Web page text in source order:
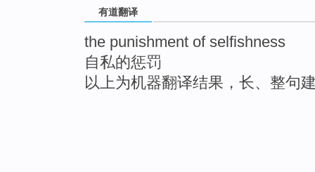
有道翻译
the punishment of selfishness
自私的惩罚
以上为机器翻译结果，长、整句